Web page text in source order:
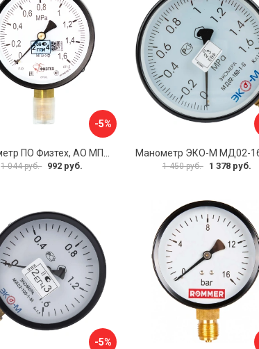
-5%
1 044 руб. 992 руб. 1 450 руб. 1 378 руб.
-5%